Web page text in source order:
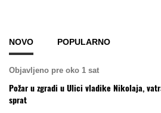
NOVO POPULARNO
Objavljeno pre oko 1 sat
Požar u zgradi u Ulici vladike Nikolaja,
sprat